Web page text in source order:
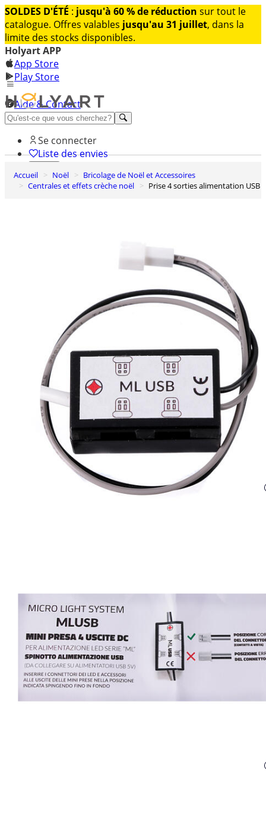
SOLDES D'ÉTÉ : jusqu'à 60 % de réduction sur tout le
catalogue. Offres valables jusqu'au 31 juillet, dans la
limite des stocks disponibles.
Holyart APP
App Store
Play Store
Aide & Contact
Découvrez Premium
Se connecter
Liste des envies
0
Panier
Accueil Noël
Bricolage de Noël et Accessoires
Centrales et effets crèche noël
Prise 4 sorties alimentation USB